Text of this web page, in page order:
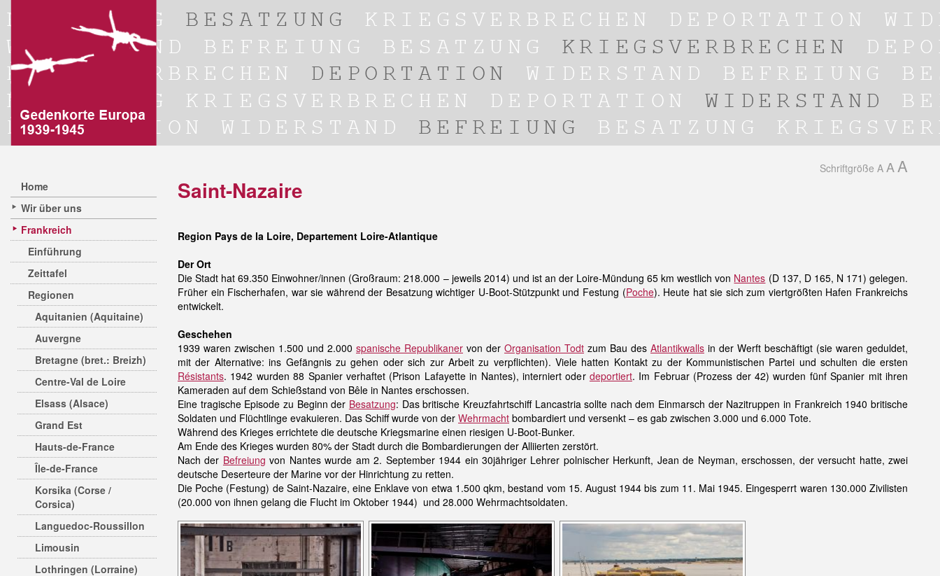
Home
Wir über uns
Frankreich
Einführung
Zeittafel
Regionen
Aquitanien (Aquitaine)
Auvergne
Bretagne (bret.: Breizh)
Centre-Val de Loire
Elsass (Alsace)
Grand Est
Hauts-de-France
Île-de-France
Korsika (Corse /
Corsica)
Languedoc-Roussillon
Limousin
Lothringen (Lorraine)
Schriftgröße A A A
Saint-Nazaire
Region Pays de la Loire, Departement Loire-Atlantique
Der Ort
Die Stadt hat 69.350 Einwohner/innen (Großraum: 218.000 – jeweils 2014) und ist an der Loire-Mündung 65 km westlich von Nantes (D 137, D 165, N 171) gelegen.
Früher ein Fischerhafen, war sie während der Besatzung wichtiger U-Boot-Stützpunkt und Festung (Poche). Heute hat sie sich zum viertgrößten Hafen Frankreichs
entwickelt.
Geschehen
1939 waren zwischen 1.500 und 2.000 spanische Republikaner von der Organisation Todt zum Bau des Atlantikwalls in der Werft beschäftigt (sie waren geduldet,
mit der Alternative: ins Gefängnis zu gehen oder sich zur Arbeit zu verpflichten). Viele hatten Kontakt zu der Kommunistischen Partei und schulten die ersten
Résistants. 1942 wurden 88 Spanier verhaftet (Prison Lafayette in Nantes), interniert oder deportiert. Im Februar (Prozess der 42) wurden fünf Spanier mit ihren
Kameraden auf dem Schießstand von Bêle in Nantes erschossen.
Eine tragische Episode zu Beginn der Besatzung: Das britische Kreuzfahrtschiff Lancastria sollte nach dem Einmarsch der Nazitruppen in Frankreich 1940 britische
Soldaten und Flüchtlinge evakuieren. Das Schiff wurde von der Wehrmacht bombardiert und versenkt – es gab zwischen 3.000 und 6.000 Tote.
Während des Krieges errichtete die deutsche Kriegsmarine einen riesigen U-Boot-Bunker.
Am Ende des Krieges wurden 80% der Stadt durch die Bombardierungen der Alliierten zerstört.
Nach der Befreiung von Nantes wurde am 2. September 1944 ein 30jähriger Lehrer polnischer Herkunft, Jean de Neyman, erschossen, der versucht hatte, zwei
deutsche Deserteure der Marine vor der Hinrichtung zu retten.
Die Poche (Festung) de Saint-Nazaire, eine Enklave von etwa 1.500 qkm, bestand vom 15. August 1944 bis zum 11. Mai 1945. Eingesperrt waren 130.000 Zivilisten
(20.000 von ihnen gelang die Flucht im Oktober 1944) und 28.000 Wehrmachtsoldaten.